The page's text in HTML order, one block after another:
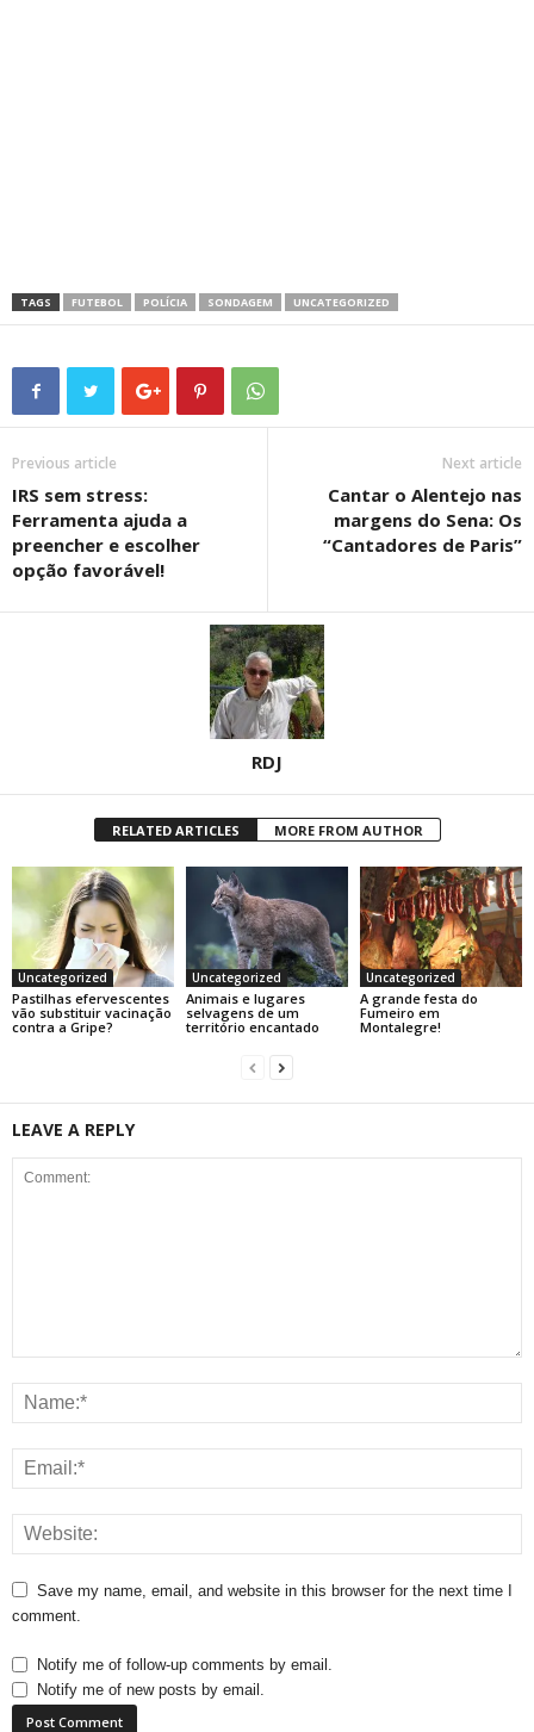
TAGS FUTEBOL POLÍCIA SONDAGEM UNCATEGORIZED
Previous article
IRS sem stress:
Ferramenta ajuda a
preencher e escolher
opção favorável!
Next article
Cantar o Alentejo nas
margens do Sena: Os
“Cantadores de Paris”
RDJ
RELATED ARTICLES MORE FROM AUTHOR
Uncategorized
Pastilhas efervescentes
vão substituir vacinação
contra a Gripe?
Uncategorized
Animais e lugares
selvagens de um
território encantado
Uncategorized
A grande festa do
Fumeiro em
Montalegre!
LEAVE A REPLY
Save my name, email, and website in this browser for the next time I
comment.
Notify me of follow-up comments by email.
Notify me of new posts by email.